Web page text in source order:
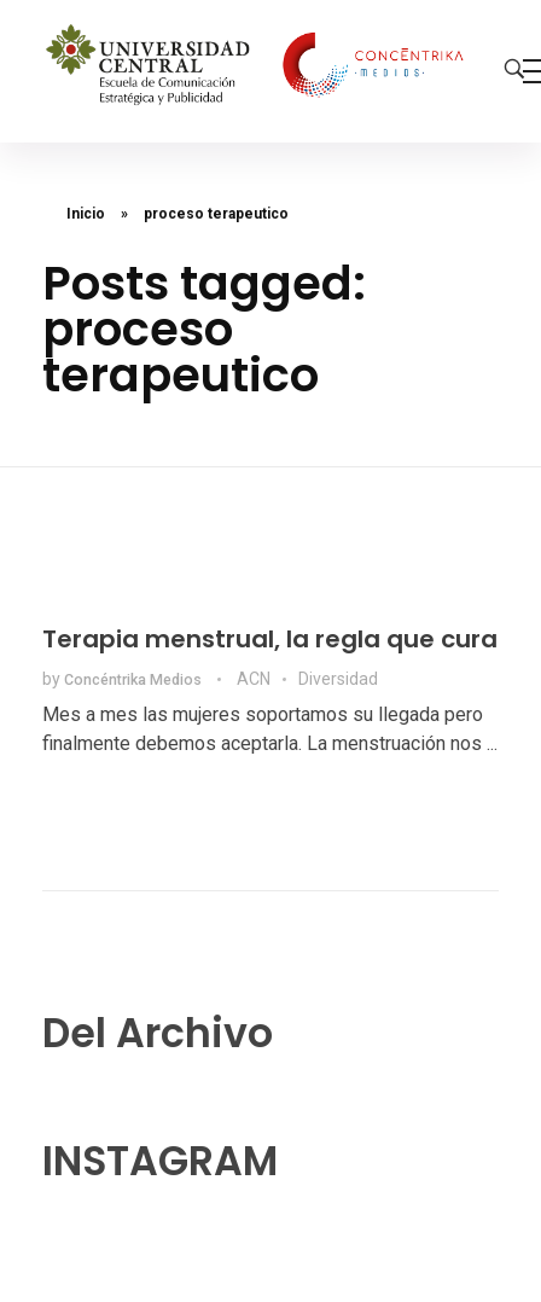
Inicio » proceso terapeutico
Posts tagged:
proceso
terapeutico
Terapia menstrual, la regla que cura
by Concéntrika Medios ACN Diversidad
Mes a mes las mujeres soportamos su llegada pero
finalmente debemos aceptarla. La menstruación nos ...
Del Archivo
INSTAGRAM